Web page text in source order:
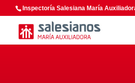
Inspectoría Salesiana María